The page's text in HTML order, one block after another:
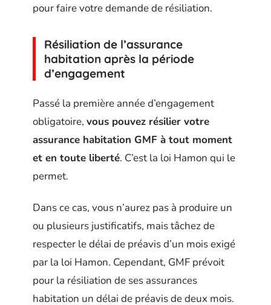
pour faire votre demande de résiliation.
Résiliation de l’assurance
habitation après la période
d’engagement
Passé la première année d’engagement
obligatoire, vous pouvez résilier votre
assurance habitation GMF à tout moment
et en toute liberté. C’est la loi Hamon qui le
permet.
Dans ce cas, vous n’aurez pas à produire un
ou plusieurs justificatifs, mais tâchez de
respecter le délai de préavis d’un mois exigé
par la loi Hamon. Cependant, GMF prévoit
pour la résiliation de ses assurances
habitation un délai de préavis de deux mois.